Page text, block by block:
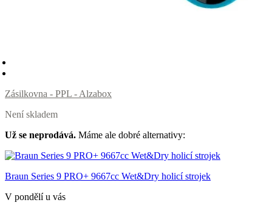
Zásilkovna - PPL - Alzabox
Není skladem
Už se neprodává. Máme ale dobré alternativy:
Braun Series 9 PRO+ 9667cc Wet&Dry holicí strojek
V pondělí u vás